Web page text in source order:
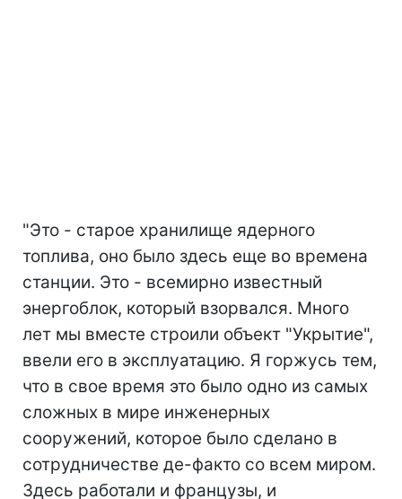
"Это - старое хранилище ядерного
топлива, оно было здесь еще во времена
станции. Это - всемирно известный
энергоблок, который взорвался. Много
лет мы вместе строили объект "Укрытие",
ввели его в эксплуатацию. Я горжусь тем,
что в свое время это было одно из самых
сложных в мире инженерных
сооружений, которое было сделано в
сотрудничестве де-факто со всем миром.
Здесь работали и французы, и